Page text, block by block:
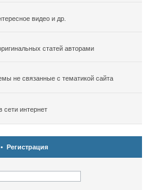
видео и др.
статей авторами
не связанные с тематикой сайта
сети интернет
• Регистрация